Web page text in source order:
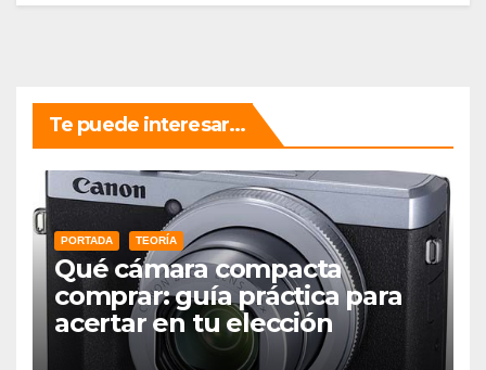
Te puede interesar...
PORTADA TEORÍA
Qué cámara compacta
comprar: guía práctica para
acertar en tu elección